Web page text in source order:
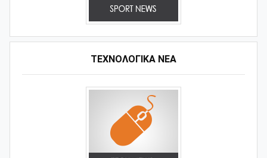
ΤΕΧΝΟΛΟΓΙΚΑ ΝΕΑ